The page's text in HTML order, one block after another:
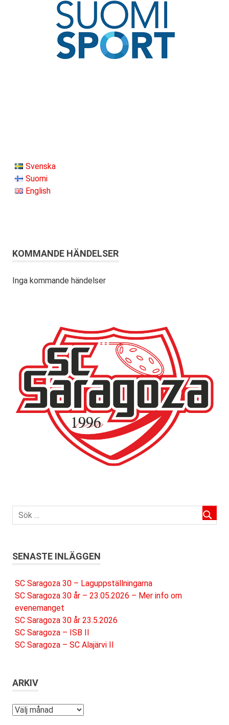
Svenska
Suomi
English
KOMMANDE HÄNDELSER
Inga kommande händelser
SENASTE INLÄGGEN
SC Saragoza 30 – Laguppställningarna
SC Saragoza 30 år – 23.05.2026 – Mer info om
evenemanget
SC Saragoza 30 år 23.5.2026
SC Saragoza – ISB II
SC Saragoza – SC Alajärvi II
ARKIV
Arkiv